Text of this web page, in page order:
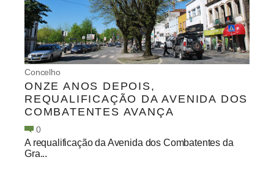
Concelho
ONZE ANOS DEPOIS,
REQUALIFICAÇÃO DA AVENIDA DOS
COMBATENTES AVANÇA
0
A requalificação da Avenida dos Combatentes da
Gra...